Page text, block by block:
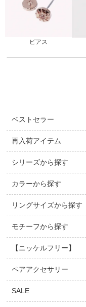
ピアス
ベストセラー
再入荷アイテム
シリーズから探す
カラーから探す
リングサイズから探す
モチーフから探す
【ニッケルフリー】
ペアアクセサリー
SALE